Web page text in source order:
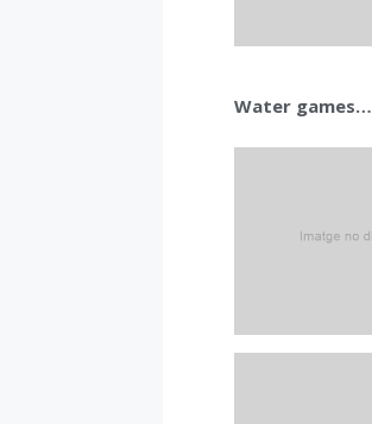
Water games…